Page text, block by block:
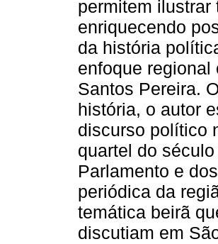
permitem
enriquecendo
da história
enfoque
Santos Pereira.
história, o autor
discurso político
quartel do
Parlamento e
periódica da
temática beirã
discutiam em